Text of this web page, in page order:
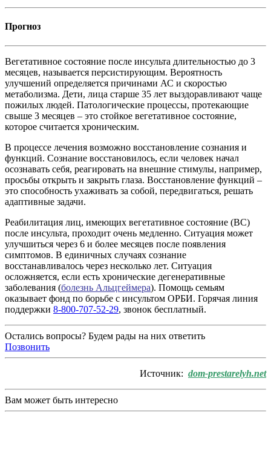
Прогноз
Вегетативное состояние после инсульта длительностью до 3
месяцев, называется персистирующим. Вероятность
улучшений определяется причинами АС и скоростью
метаболизма. Дети, лица старше 35 лет выздоравливают чаще
пожилых людей. Патологические процессы, протекающие
свыше 3 месяцев – это стойкое вегетативное состояние,
которое считается хроническим.
В процессе лечения возможно восстановление сознания и
функций. Сознание восстановилось, если человек начал
осознавать себя, реагировать на внешние стимулы, например,
просьбы открыть и закрыть глаза. Восстановление функций –
это способность ухаживать за собой, передвигаться, решать
адаптивные задачи.
Реабилитация лиц, имеющих вегетативное состояние (ВС)
после инсульта, проходит очень медленно. Ситуация может
улучшиться через 6 и более месяцев после появления
симптомов. В единичных случаях сознание
восстанавливалось через несколько лет. Ситуация
осложняется, если есть хронические дегенеративные
заболевания (болезнь Альцгеймера). Помощь семьям
оказывает фонд по борьбе с инсультом ОРБИ. Горячая линия
поддержки 8-800-707-52-29, звонок бесплатный.
Остались вопросы? Будем рады на них ответить
Позвонить
Источник: dom-prestarelyh.net
Вам может быть интересно